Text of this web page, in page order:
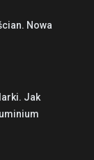
Nowa
Jak